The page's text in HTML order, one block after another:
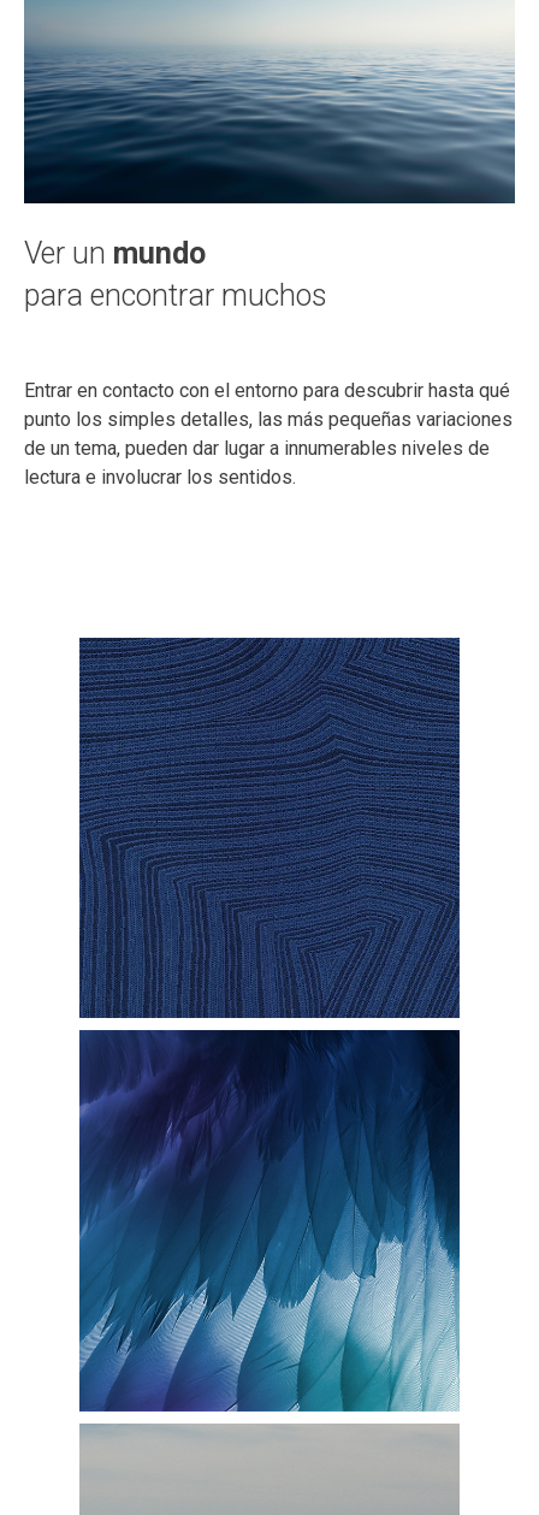
Ver un mundo
para encontrar muchos
Entrar en contacto con el entorno para descubrir hasta qué
punto los simples detalles, las más pequeñas variaciones
de un tema, pueden dar lugar a innumerables niveles de
lectura e involucrar los sentidos.